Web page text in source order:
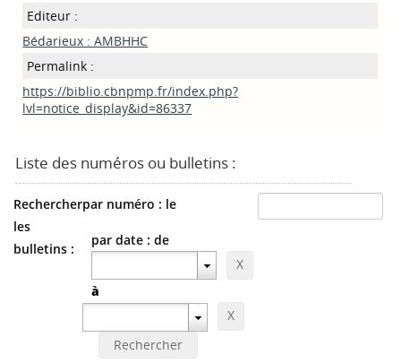
Editeur :
Bédarieux : AMBHHC
Permalink :
https://biblio.cbnpmp.fr/index.php?
lvl=notice_display&id=86337
Liste des numéros ou bulletins :
Rechercher
les
bulletins :
par numéro : le
par date : de
à